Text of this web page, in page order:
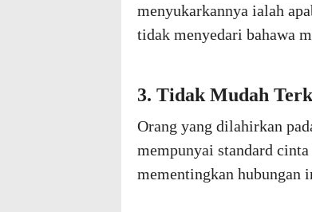
menyukarkannya ialah
tidak menyedari bahawa
3. Tidak Mudah
Orang yang dilahirkan
mempunyai standard
mementingkan hubungan